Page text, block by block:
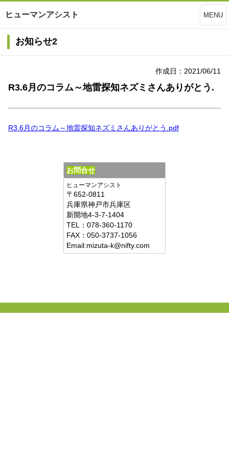
ヒューマンアシスト MENU
お知らせ2
作成日：2021/06/11
R3.6月のコラム～地雷探知ネズミさんありがとう.
R3.6月のコラム～地雷探知ネズミさんありがとう.pdf
お問合せ
ヒューマンアシスト
〒 652-0811
兵庫県神戸市兵庫区
新開地4-3-7-1404
TEL： 078-360-1170
FAX： 050-3737-1056
Email:mizuta-k@nifty.com